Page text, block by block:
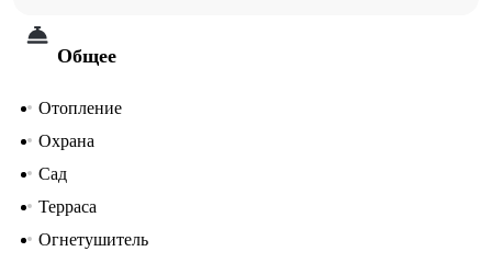
Общее
Отопление
Охрана
Сад
Терраса
Огнетушитель